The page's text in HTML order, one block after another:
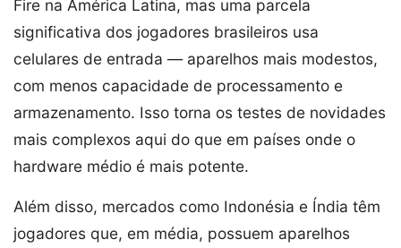
Fire na América Latina, mas uma parcela
significativa dos jogadores brasileiros usa
celulares de entrada — aparelhos mais modestos,
com menos capacidade de processamento e
armazenamento. Isso torna os testes de novidades
mais complexos aqui do que em países onde o
hardware médio é mais potente.
Além disso, mercados como Indonésia e Índia têm
jogadores que, em média, possuem aparelhos